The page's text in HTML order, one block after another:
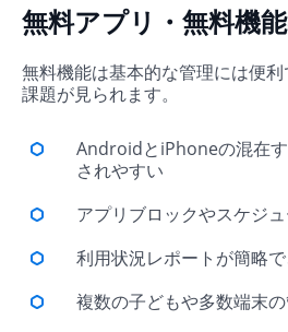
無料アプリ・無料機
無料機能は基本的な管理には便
課題が見られます。
AndroidとiPhoneの混在
されやすい
アプリブロックやスケジ
利用状況レポートが簡略
複数の子どもや多数端末